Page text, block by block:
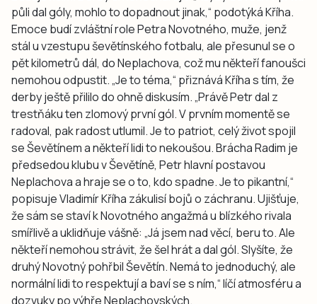
půli dal góly, mohlo to dopadnout jinak,“ podotýká Kříha.
Emoce budí zvláštní role Petra Novotného, muže, jenž
stál u vzestupu ševětínského fotbalu, ale přesunul se o
pět kilometrů dál, do Neplachova, což mu někteří fanoušci
nemohou odpustit. „Je to téma,“ přiznává Kříha s tím, že
derby ještě přililo do ohně diskusím. „Právě Petr dal z
trestňáku ten zlomový první gól. V prvním momentě se
radoval, pak radost utlumil. Je to patriot, celý život spojil
se Ševětínem a někteří lidi to nekoušou. Brácha Radim je
předsedou klubu v Ševětíně, Petr hlavní postavou
Neplachova a hraje se o to, kdo spadne. Je to pikantní,“
popisuje Vladimír Kříha zákulisí bojů o záchranu. Ujišťuje,
že sám se staví k Novotného angažmá u blízkého rivala
smířlivě a uklidňuje vášně: „Já jsem nad věcí, beru to. Ale
někteří nemohou strávit, že šel hrát a dal gól. Slyšíte, že
druhý Novotný pohřbil Ševětín. Nemá to jednoduchý, ale
normální lidi to respektují a baví se s ním,“ líčí atmosféru a
dozvuky po výhře Neplachovských.